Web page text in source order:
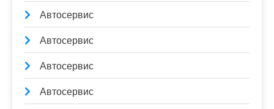
Автосервис
Автосервис
Автосервис
Автосервис